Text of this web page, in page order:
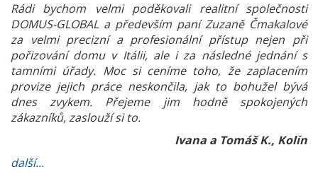
Rádi bychom velmi poděkovali realitní společnosti
DOMUS-GLOBAL a především paní Zuzaně Čmakalové
za velmi precizní a profesionální přístup nejen při
pořizování domu v Itálii, ale i za následné jednání s
tamními úřady. Moc si ceníme toho, že zaplacením
provize jejich práce neskončila, jak to bohužel bývá
dnes zvykem. Přejeme jim hodně spokojených
zákazníků, zaslouží si to.
Ivana a Tomáš K., Kolín
další...